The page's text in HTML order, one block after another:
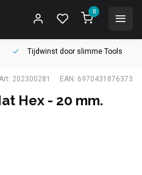
0
Tijdwinst door slimme Tools
202300281 EAN: 6970431876373
Hex - 20 mm.